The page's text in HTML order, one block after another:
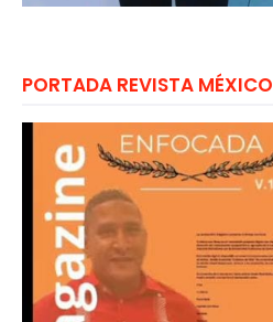
PORTADA REVISTA MÉXICO